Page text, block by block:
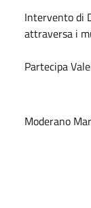
Intervento di
attraversa i
Partecipa
Moderano